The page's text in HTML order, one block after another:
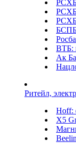
ВТБ:
Ак
Ритейл,
Hoff:
X5